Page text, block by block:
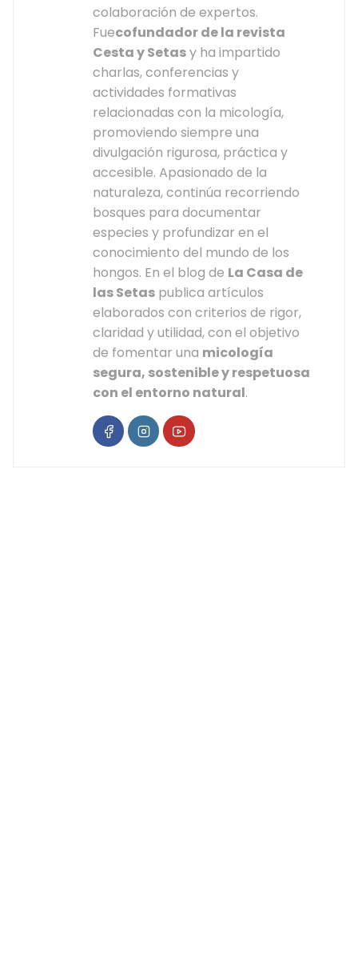
colaboración de expertos.
Fuecofundador de la revista
Cesta y Setasy ha impartido
charlas, conferencias y
actividades formativas
relacionadas con la micología,
promoviendo siempre una
divulgación rigurosa, práctica y
accesible. Apasionado de la
naturaleza, continúa recorriendo
bosques para documentar
especies y profundizar en el
conocimiento del mundo de los
hongos. En el blog de La Casa de
las Setas publica artículos
elaborados con criterios de rigor,
claridad y utilidad, con el objetivo
de fomentar una micología
segura, sostenible y respetuosa
con el entorno natural.